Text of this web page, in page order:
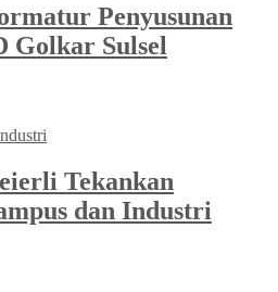
Penyusunan
Golkar Sulsel
Tekankan
dan Industri